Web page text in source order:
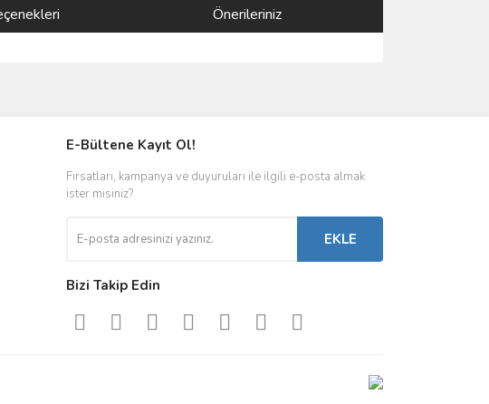
Önerileriniz
E-Bültene Kayıt Ol!
Fırsatları, kampanya ve duyuruları ile ilgili e-posta almak
ister misiniz?
EKLE
Bizi Takip Edin